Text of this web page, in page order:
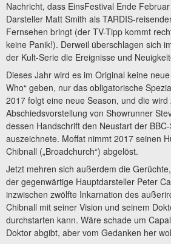
Nachricht, dass EinsFestival Ende
Darsteller Matt Smith als TARDIS-
Fernsehen bringt (der TV-Tipp kommt
keine Panik!). Derweil überschlagen sich
der Kult-Serie die Ereignisse und
Dieses Jahr wird es im Original keine
Who“ geben, nur das obligatorische
2017 folgt eine neue Season, und die wird
Abschiedsvorstellung von Showrunner
dessen Handschrift den Neustart der
auszeichnete. Moffat nimmt 2017 seinen
Chibnall („Broadchurch“) abgelöst.
Jetzt mehren sich außerdem die
der gegenwärtige Hauptdarsteller Peter
inzwischen zwölfte Inkarnation des
Chibnall mit seiner Vision und seinem
durchstarten kann. Wäre schade um
Doktor abgibt, aber vom Gedanken her